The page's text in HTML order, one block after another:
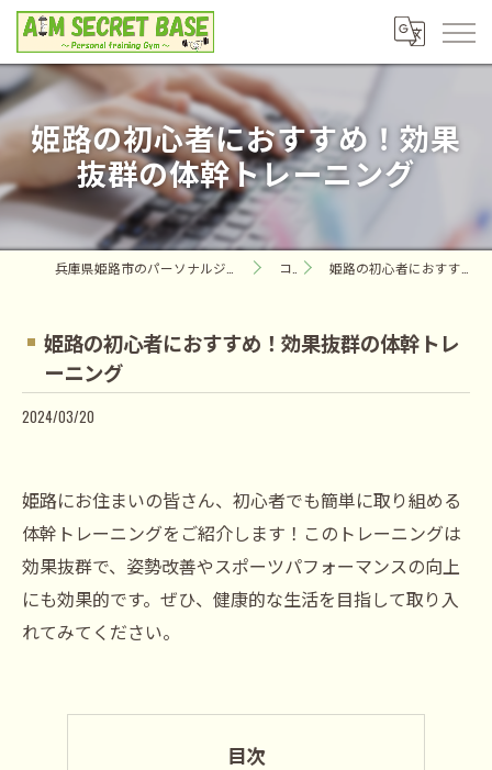
姫路の初心者におすすめ！効果
抜群の体幹トレーニング
コラム 姫路の初心者におすすめ！効果抜群の体幹トレーニング
姫路の初心者におすすめ！効果抜群の体幹トレ
ーニング
2024/03/20
姫路にお住まいの皆さん、初心者でも簡単に取り組める
体幹トレーニングをご紹介します！このトレーニングは
効果抜群で、姿勢改善やスポーツパフォーマンスの向上
にも効果的です。ぜひ、健康的な生活を目指して取り入
れてみてください。
目次